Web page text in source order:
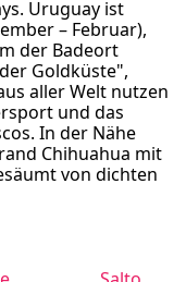
Uruguay ist
– Februar),
der Badeort
Goldküste",
aller Welt nutzen
und das
In der Nähe
Chihuahua mit
von dichten